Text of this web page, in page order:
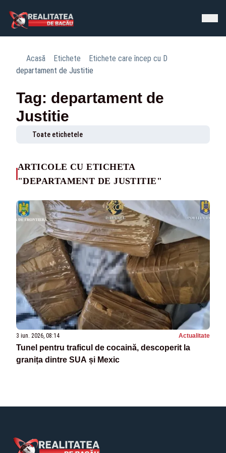
Acasă Etichete
Etichete care încep cu D
departament de Justitie
Tag: departament de
Justitie
Toate etichetele
ARTICOLE CU ETICHETA
"DEPARTAMENT DE JUSTITIE"
3 iun. 2026, 08:14 Actualitate
Tunel pentru traficul de cocaină, descoperit la
granița dintre SUA și Mexic